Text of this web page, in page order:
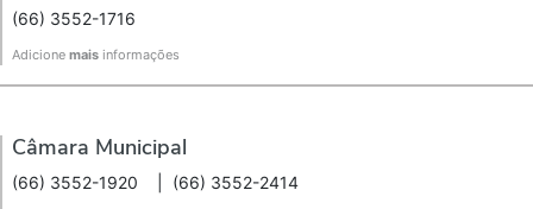
(66) 3552-1716
Adicione mais informações
Câmara Municipal
(66) 3552-1920 (66) 3552-2414